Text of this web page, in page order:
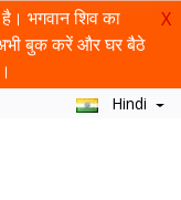
है। भगवान शिव का
बुक करें और घर बैठे
X
Hindi